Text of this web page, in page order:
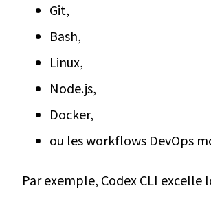
Git,
Bash,
Linux,
Node.js,
Docker,
ou les workflows DevOps
Par exemple, Codex CLI excelle